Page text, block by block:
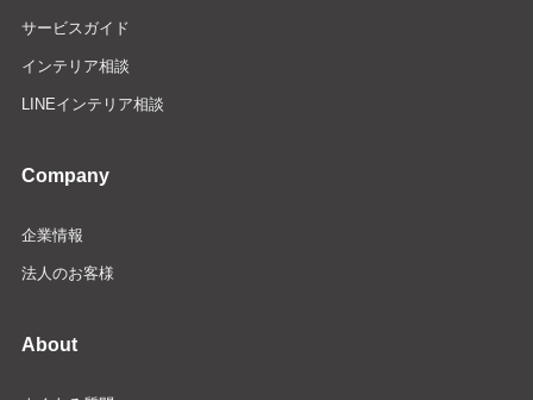
サービスガイド
インテリア相談
LINEインテリア相談
Company
企業情報
法人のお客様
About